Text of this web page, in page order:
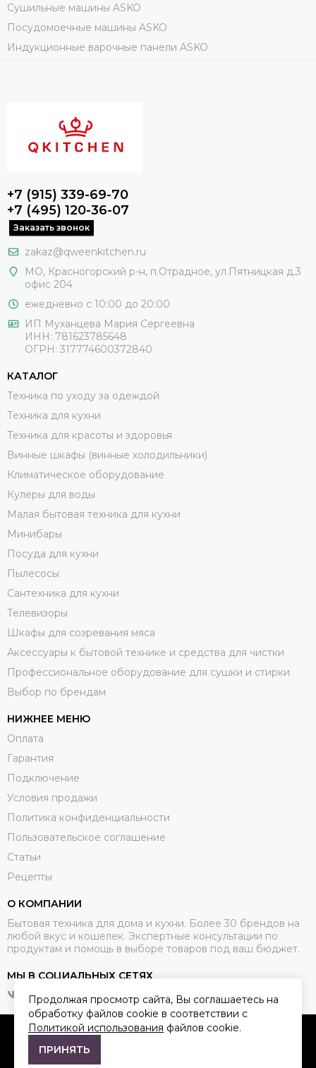
Сушильные машины ASKO
Посудомоечные машины ASKO
Индукционные варочные панели ASKO
+7 (915) 339-69-70
+7 (495) 120-36-07
Заказать звонок
zakaz@qweenkitchen.ru
МО, Красногорский р-н, п.Отрадное, ул.Пятницкая д.3
офис 204
ежедневно с 10:00 до 20:00
ИП Муханцева Мария Сергеевна
ИНН: 781623785648
ОГРН: 317774600372840
КАТАЛОГ
Техника по уходу за одеждой
Техника для кухни
Техника для красоты и здоровья
Винные шкафы (винные холодильники)
Климатическое оборудование
Кулеры для воды
Малая бытовая техника для кухни
Минибары
Посуда для кухни
Пылесосы
Сантехника для кухни
Телевизоры
Шкафы для созревания мяса
Аксессуары к бытовой технике и средства для чистки
Профессиональное оборудование для сушки и стирки
Выбор по брендам
НИЖНЕЕ МЕНЮ
Оплата
Гарантия
Подключение
Условия продажи
Политика конфиденциальности
Пользовательское соглашение
Статьи
Рецепты
О КОМПАНИИ
Бытовая техника для дома и кухни. Более 30 брендов на
любой вкус и кошелек. Экспертные консультации по
продуктам и помощь в выборе товаров под ваш бюджет.
МЫ В СОЦИАЛЬНЫХ СЕТЯХ
2026 © Qkitchen.Карта сайта
Продолжая просмотр сайта, Вы соглашаетесь на
обработку файлов cookie в соответствии с
Политикой использования файлов cookie.
ПРИНЯТЬ